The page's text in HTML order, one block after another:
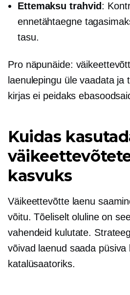
Ettemaksu trahvid:
ennetähtaegne
tasu.
Pro näpunäide:
laenulepingu üle vaadata ja
kirjas ei peidaks
Kuidas
kasvuks
Väikeettevõtte laenu
võitu. Tõeliselt oluline on
vahendeid kulutate.
võivad laenud saada püsiva
katalüsaatoriks.